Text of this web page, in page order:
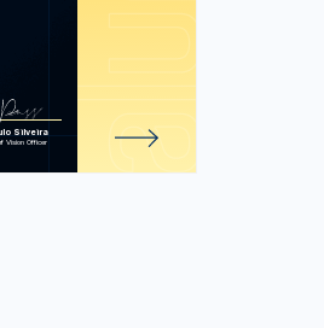
Silveira
Vision Officer